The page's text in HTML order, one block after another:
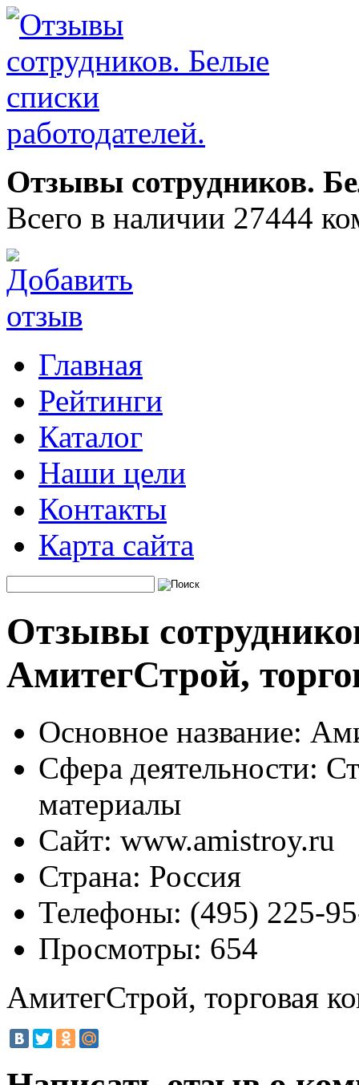
Отзывы сотрудников.
Всего в наличии 27444
Главная
Рейтинги
Каталог
Наши цели
Контакты
Карта сайта
Отзывы
АмитегСтрой,
Основное название:
Сфера деятельности:
материалы
Сайт: www.amistroy.ru
Страна: Россия
Телефоны: (495) 225-
Просмотры: 654
АмитегСтрой, торговая